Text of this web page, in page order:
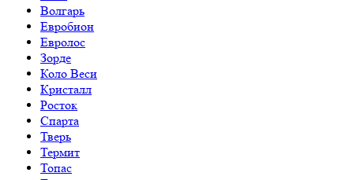
Волгарь
Евробион
Евролос
Зорде
Коло Веси
Кристалл
Росток
Спарта
Тверь
Термит
Топас